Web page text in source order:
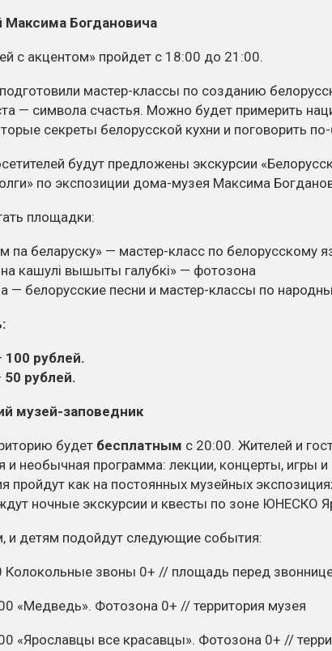
Максима Богдановича
с акцентом» пройдет с 18:00 до 21:00.
мастер-классы по созданию
— символа счастья. Можно будет примерить
секреты белорусской кухни и поговорить
будут предложены экскурсии
по экспозиции дома-музея Максима
площадки:
па беларуску» — мастер-класс по белорусскому
кашулі вышыты галубкі» — фотозона
— белорусские песни и мастер-классы по
100 рублей.
50 рублей.
музей-заповедник
будет бесплатным с 20:00. Жителей и
и необычная программа: лекции, концерты, игры и
пройдут как на постоянных музейных
ночные экскурсии и квесты по зоне ЮНЕСКО
и детям подойдут следующие события:
Колокольные звоны 0+ // площадь перед
«Медведь». Фотозона 0+ // территория музея
«Ярославцы все красавцы». Фотозона 0+ //